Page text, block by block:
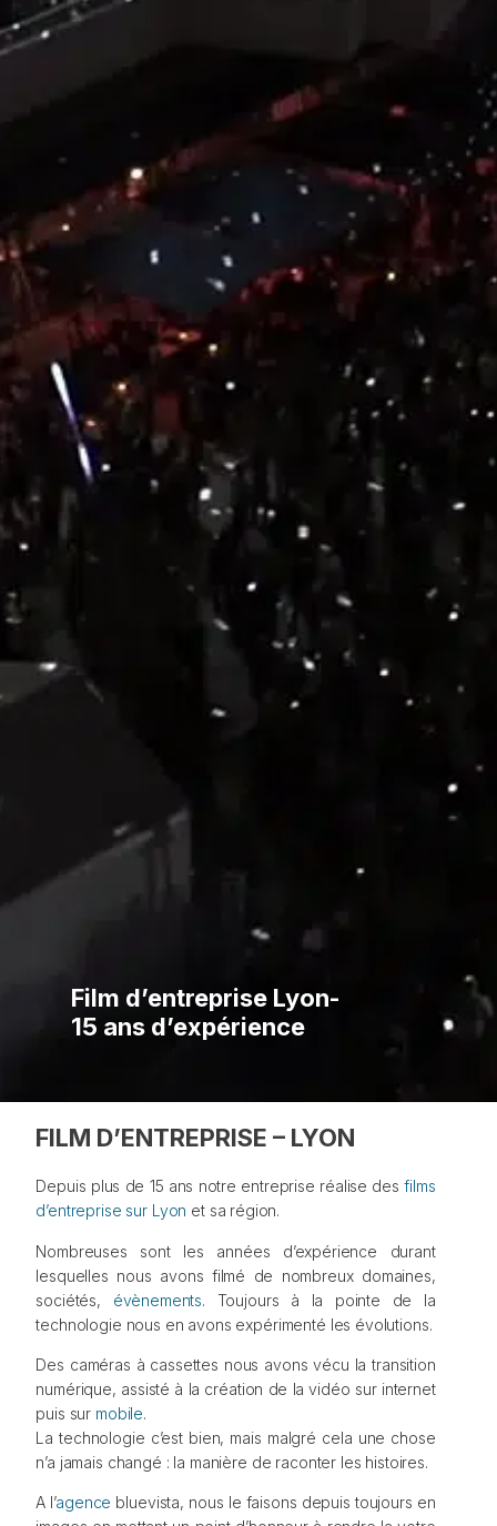
Film d’entreprise Lyon-
15 ans d’expérience
FILM D’ENTREPRISE – LYON
Depuis plus de 15 ans notre entreprise réalise desfilms
d’entreprise sur Lyon et sa région.
Nombreuses sont les années d’expérience durant
lesquelles nous avons filmé de nombreux domaines,
sociétés, évènements. Toujours à la pointe de la
technologie nous en avons expérimenté les évolutions.
Des caméras à cassettes nous avons vécu la transition
numérique, assisté à la création de la vidéo sur internet
puis sur mobile.
La technologie c’est bien, mais malgré cela une chose
n’a jamais changé : la manière de raconter les histoires.
A l’agence bluevista, nous le faisons depuis toujours en